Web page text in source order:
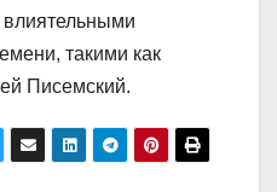
такими как
Писемский.